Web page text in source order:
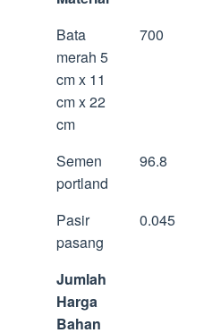
Bata
merah 5
cm x 11
cm x 22
cm
700
Semen
portland
96.8
Pasir
pasang
0.045
Jumlah
Harga
Bahan